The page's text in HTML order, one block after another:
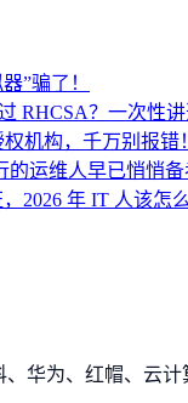
”骗了！
RHCSA？一次性讲
机构，千万别报错！
的运维人早已悄悄备
2026 年 IT 人该怎么
华为、红帽、云